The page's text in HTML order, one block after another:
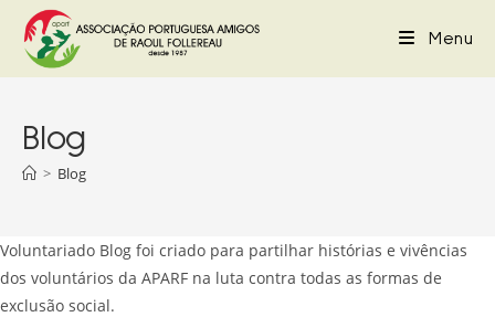
content
Menu
Blog
> Blog
Voluntariado Blog foi criado para partilhar histórias e vivências
dos voluntários da APARF na luta contra todas as formas de
exclusão social.